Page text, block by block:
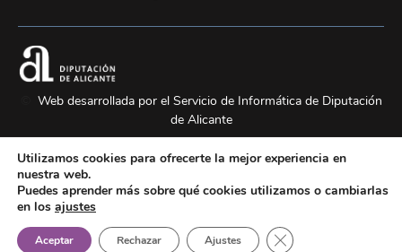
Web desarrollada por el Servicio de Informática de Diputación
de Alicante
Aviso
Legal
Política de
privacidad
Política de
Mapa
Utilizamos cookies para ofrecerte la mejor experiencia en
nuestra web.
Puedes aprender más sobre qué cookies utilizamos o cambiarlas
en los ajustes
Aceptar Rechazar Ajustes Cerrar el banner de